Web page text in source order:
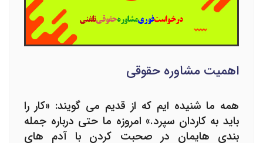
اهمیت مشاوره حقوقی
همه ما شنیده ایم که از قدیم می گویند: «کار را
باید به کاردان سپرد.» امروزه ما حتی درباره جمله
بندی هایمان در صحبت کردن با آدم های